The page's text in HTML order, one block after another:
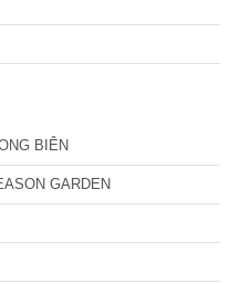
BIÊN
GARDEN